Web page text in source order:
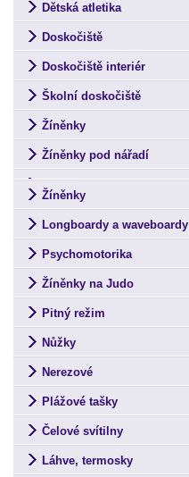
Dětská atletika
Doskočiště
Doskočiště interiér
Školní doskočiště
Žíněnky
Žíněnky pod nářadí
Žíněnky
Longboardy a waveboardy
Psychomotorika
Žíněnky na Judo
Pitný režim
Nůžky
Nerezové
Plážové tašky
Čelové svítilny
Láhve, termosky